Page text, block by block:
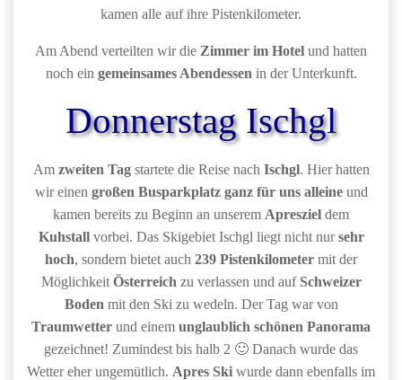
kamen alle auf ihre Pistenkilometer.
Am Abend verteilten wir die Zimmer im Hotel und hatten
noch ein gemeinsames Abendessen in der Unterkunft.
Donnerstag Ischgl
Am zweiten Tagstartete die Reise nach Ischgl. Hier hatten
wir einen großen Busparkplatz ganz für uns alleineund
kamen bereits zu Beginn an unserem Apresziel dem
Kuhstallvorbei. Das Skigebiet Ischgl liegt nicht nursehr
hoch, sondern bietet auch 239 Pistenkilometer mit der
Möglichkeit Österreich zu verlassen und auf Schweizer
Boden mit den Ski zu wedeln. Der Tag war von
Traumwetter und einem unglaublich schönen Panorama
gezeichnet! Zumindest bis halb 2 🙂 Danach wurde das
Wetter eher ungemütlich. Apres Ski wurde dann ebenfalls im